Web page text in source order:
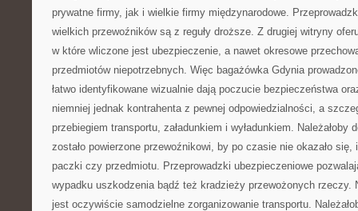
prywatne firmy, jak i wielkie firmy międzynarodowe.
wielkich przewoźników są z reguły droższe. Z drugiej witryny
w które wliczone jest ubezpieczenie, a nawet okresowe
przedmiotów niepotrzebnych. Więc bagażówka Gdynia
łatwo identyfikowane wizualnie dają poczucie bezpieczeństwa
niemniej jednak kontrahenta z pewnej odpowiedzialności, a
przebiegiem transportu, załadunkiem i wyładunkiem. Należałoby
zostało powierzone przewoźnikowi, by po czasie nie okazało
paczki czy przedmiotu. Przeprowadzki ubezpieczeniowe
wypadku uszkodzenia bądź też kradzieży przewożonych rzeczy.
jest oczywiście samodzielne zorganizowanie transportu.